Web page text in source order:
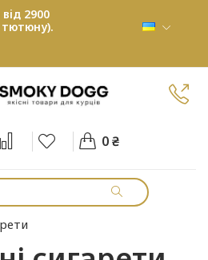
2900
тютюну).
0 ₴